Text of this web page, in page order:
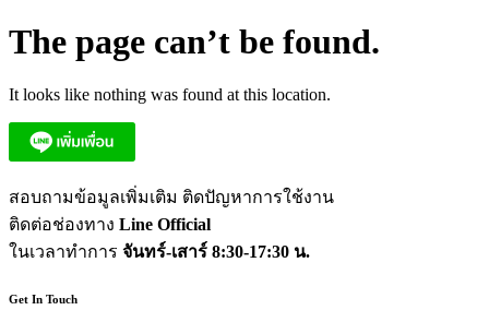
The page can’t be found.
It looks like nothing was found at this location.
สอบถามข้อมูลเพิ่มเติม ติดปัญหาการใช้งาน
ติดต่อช่องทาง Line Official
ในเวลาทำการ จันทร์-เสาร์ 8:30-17:30 น.
Get In Touch